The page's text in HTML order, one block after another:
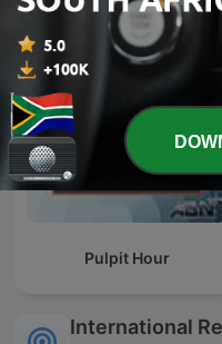
Pulpit Hour
International